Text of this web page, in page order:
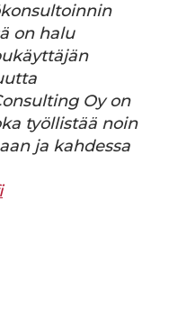
on halu
Oy on
työllistää noin
ja kahdessa